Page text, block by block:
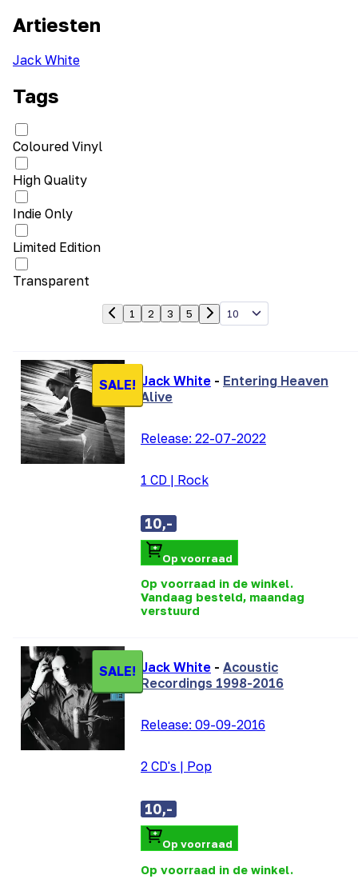
Artiesten
Jack White
Tags
Coloured Vinyl
High Quality
Indie Only
Limited Edition
Transparent
1 2 3 5 10
SALE! Jack White - Entering Heaven
Alive
Release: 22-07-2022
1 CD | Rock
10,-
Op voorraad
Op voorraad in de winkel.
Vandaag besteld, maandag
verstuurd
SALE! Jack White - Acoustic
Recordings 1998-2016
Release: 09-09-2016
2 CD's | Pop
10,-
Op voorraad
Op voorraad in de winkel.